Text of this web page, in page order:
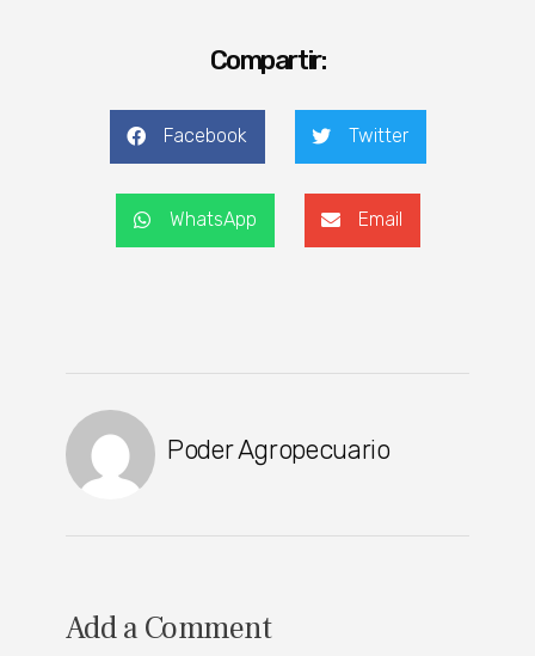
Compartir:
Facebook Twitter
WhatsApp Email
Poder Agropecuario
Add a Comment